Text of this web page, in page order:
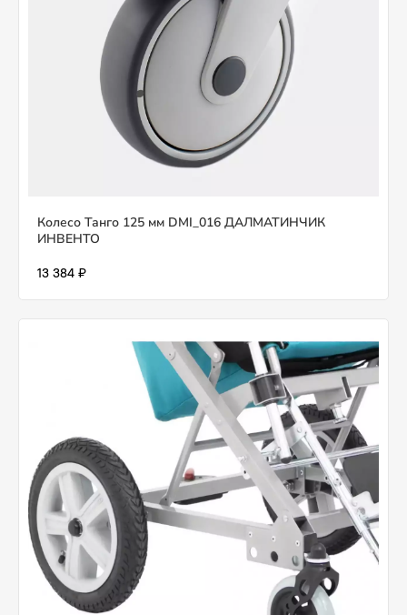
Колесо Танго 125 мм DMI_016 ДАЛМАТИНЧИК
ИНВЕНТО
13 384 ₽